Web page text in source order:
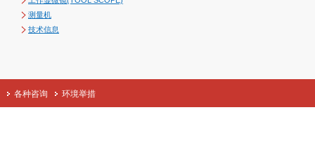
测量机
技术信息
各种咨询 环境举措